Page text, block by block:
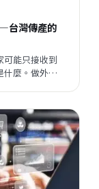
台灣傳產的
可能只接收到
什麼。做外銷